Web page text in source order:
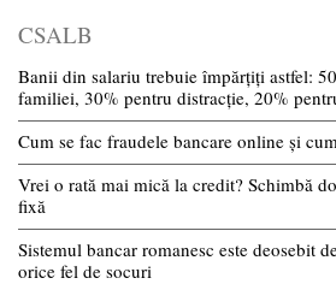
CSALB
Banii din salariu trebuie împărțiți astfel:
familiei, 30% pentru distracție, 20%
Cum se fac fraudele bancare online și
Vrei o rată mai mică la credit? Schimbă
fixă
Sistemul bancar romanesc este deosebit
orice fel de socuri